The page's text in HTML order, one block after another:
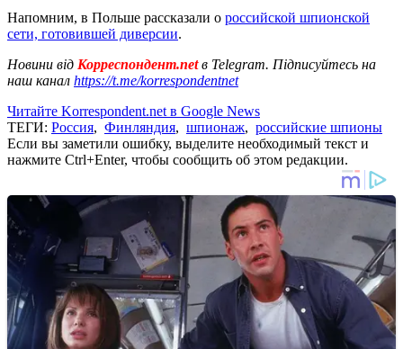
Напомним, в Польше рассказали о российской шпионской
сети, готовившей диверсии.
Новини від Корреспондент.netв Telegram. Підписуйтесь на
наш канал https://t.me/korrespondentnet
Читайте Korrespondent.net в Google News
ТЕГИ: Россия, Финляндия, шпионаж, российские шпионы
Если вы заметили ошибку, выделите необходимый текст и
нажмите Ctrl+Enter, чтобы сообщить об этом редакции.